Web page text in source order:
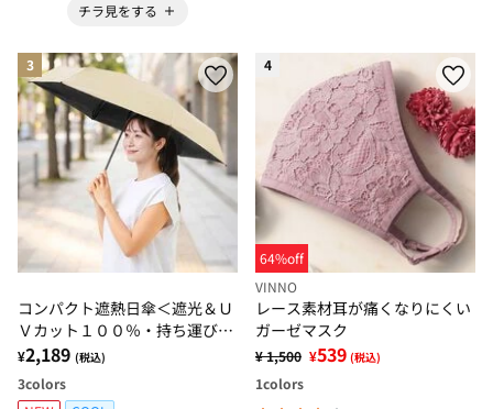
チラ見をする
3
コンパクト遮熱日傘＜遮光＆Ｕ
Ｖカット１００％・持ち運びや
すい・コンパクト・軽量・男女
兼用・晴雨兼用＞
¥2,189 (税込)
3colors
4
64%off
VINNO
レース素材耳が痛くなりにくい
ガーゼマスク
¥ 1,500 ¥539 (税込)
1colors